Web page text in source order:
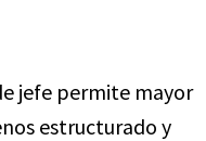
jefe permite mayor
estructurado y